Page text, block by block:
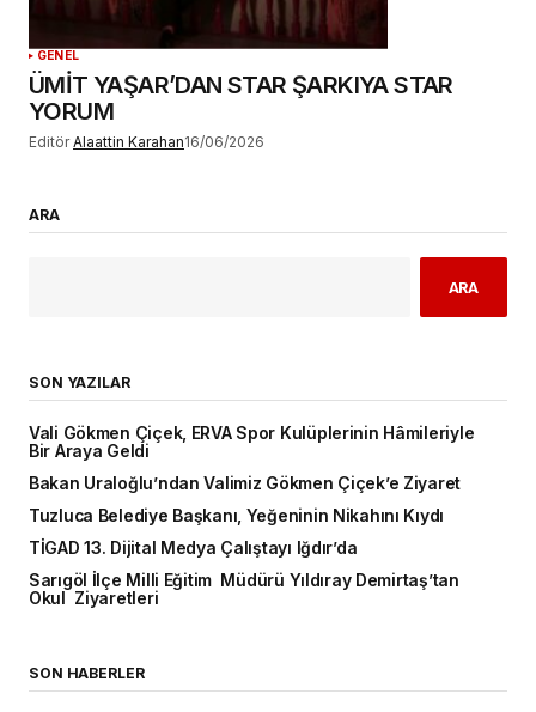
GENEL
ÜMİT YAŞAR’DAN STAR ŞARKIYA STAR
YORUM
Editör Alaattin Karahan16/06/2026
ARA
ARA
SON YAZILAR
Vali Gökmen Çiçek, ERVA Spor Kulüplerinin Hâmileriyle
Bir Araya Geldi
Bakan Uraloğlu’ndan Valimiz Gökmen Çiçek’e Ziyaret
Tuzluca Belediye Başkanı, Yeğeninin Nikahını Kıydı
TİGAD 13. Dijital Medya Çalıştayı Iğdır’da
Sarıgöl İlçe Milli Eğitim Müdürü Yıldıray Demirtaş’tan
Okul Ziyaretleri
SON HABERLER